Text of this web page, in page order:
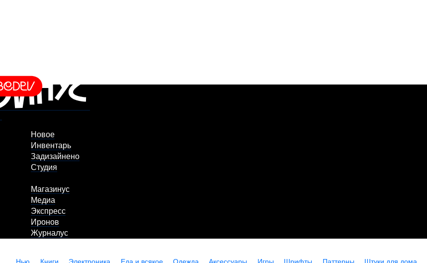
Новое
Инвентарь
Задизайнено
Студия
Магазинус
Медиа
Экспресс
Иронов
Журналус